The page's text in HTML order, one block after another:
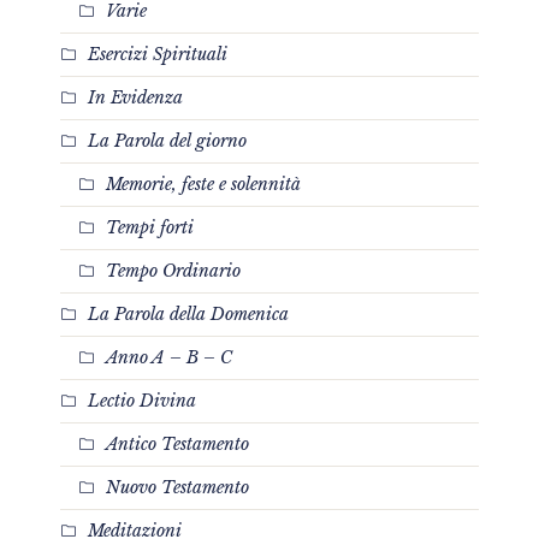
Varie
Esercizi Spirituali
In Evidenza
La Parola del giorno
Memorie, feste e solennità
Tempi forti
Tempo Ordinario
La Parola della Domenica
Anno A – B – C
Lectio Divina
Antico Testamento
Nuovo Testamento
Meditazioni